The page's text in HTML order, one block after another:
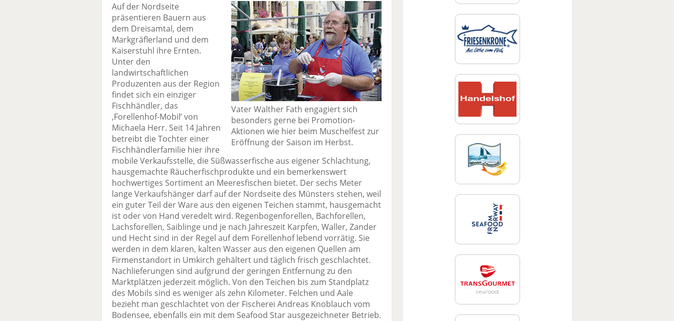
Vater Walther Fath engagiert sich
besonders gerne bei Promotion-
Aktionen wie hier beim Muschelfest zur
Eröffnung der Saison im Herbst.
Auf der Nordseite
präsentieren Bauern aus
dem Dreisamtal, dem
Markgräflerland und dem
Kaiserstuhl ihre Ernten.
Unter den
landwirtschaftlichen
Produzenten aus der Region
findet sich ein einziger
Fischhändler, das
‚Forellenhof-Mobil’ von
Michaela Herr. Seit 14 Jahren
betreibt die Tochter einer
Fischhändlerfamilie hier ihre
mobile Verkaufsstelle, die Süßwasserfische aus eigener Schlachtung,
hausgemachte Räucherfischprodukte und ein bemerkenswert
hochwertiges Sortiment an Meeresfischen bietet. Der sechs Meter
lange Verkaufshänger darf auf der Nordseite des Münsters stehen, weil
ein guter Teil der Ware aus den eigenen Teichen stammt, hausgemacht
ist oder von Hand veredelt wird. Regenbogenforellen, Bachforellen,
Lachsforellen, Saiblinge und je nach Jahreszeit Karpfen, Waller, Zander
und Hecht sind in der Regel auf dem Forellenhof lebend vorrätig. Sie
werden in dem klaren, kalten Wasser aus den eigenen Quellen am
Firmenstandort in Umkirch gehältert und täglich frisch geschlachtet.
Nachlieferungen sind aufgrund der geringen Entfernung zu den
Marktplätzen jederzeit möglich. Von den Teichen bis zum Standplatz
des Mobils sind es weniger als zehn Kilometer. Felchen und Aale
bezieht man geschlachtet von der Fischerei Andreas Knoblauch vom
Bodensee, ebenfalls ein mit dem Seafood Star ausgezeichneter Betrieb.